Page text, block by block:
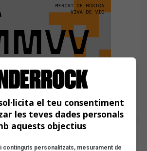
el teu consentiment
les teves dades personals
aquests objectius
continguts personalitzats, mesurament de